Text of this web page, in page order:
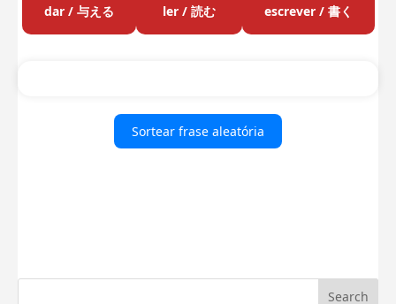
dar / 与える ler / 読む escrever / 書く
Sortear frase aleatória
Search